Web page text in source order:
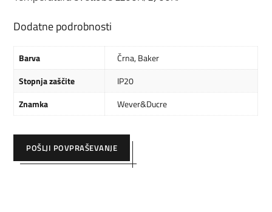
Dodatne podrobnosti
Barva Črna,Baker
Stopnja zaščite
IP20
Znamka
Wever&Ducre
POŠLJI POVPRAŠEVANJE